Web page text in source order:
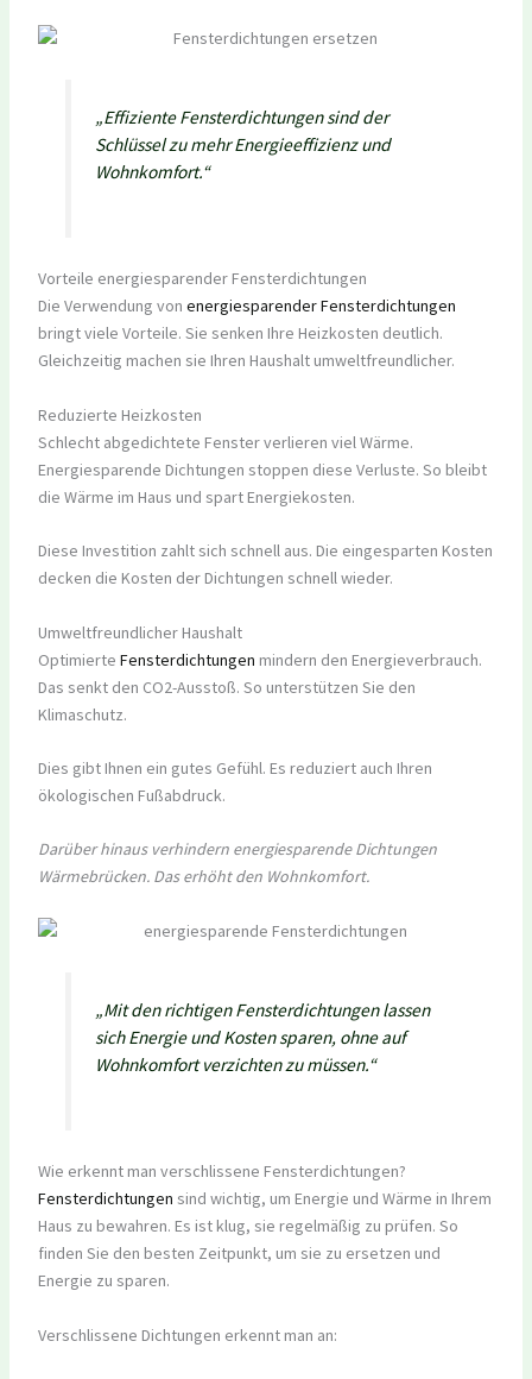
„Effiziente Fensterdichtungen sind der
Schlüssel zu mehr Energieeffizienz und
Wohnkomfort.“
Vorteile energiesparender Fensterdichtungen
Die Verwendung von energiesparender Fensterdichtungen
bringt viele Vorteile. Sie senken Ihre Heizkosten deutlich.
Gleichzeitig machen sie Ihren Haushalt umweltfreundlicher.
Reduzierte Heizkosten
Schlecht abgedichtete Fenster verlieren viel Wärme.
Energiesparende Dichtungen stoppen diese Verluste. So bleibt
die Wärme im Haus und spart Energiekosten.
Diese Investition zahlt sich schnell aus. Die eingesparten Kosten
decken die Kosten der Dichtungen schnell wieder.
Umweltfreundlicher Haushalt
Optimierte Fensterdichtungen mindern den Energieverbrauch.
Das senkt den CO2-Ausstoß. So unterstützen Sie den
Klimaschutz.
Dies gibt Ihnen ein gutes Gefühl. Es reduziert auch Ihren
ökologischen Fußabdruck.
Darüber hinaus verhindern energiesparende Dichtungen
Wärmebrücken. Das erhöht den Wohnkomfort.
„Mit den richtigen Fensterdichtungen lassen
sich Energie und Kosten sparen, ohne auf
Wohnkomfort verzichten zu müssen.“
Wie erkennt man verschlissene Fensterdichtungen?
Fensterdichtungen sind wichtig, um Energie und Wärme in Ihrem
Haus zu bewahren. Es ist klug, sie regelmäßig zu prüfen. So
finden Sie den besten Zeitpunkt, um sie zu ersetzen und
Energie zu sparen.
Verschlissene Dichtungen erkennt man an: